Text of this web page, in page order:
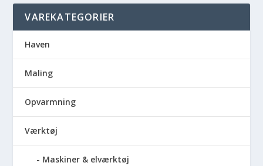
VAREKATEGORIER
Haven
Maling
Opvarmning
Værktøj
Maskiner & elværktøj